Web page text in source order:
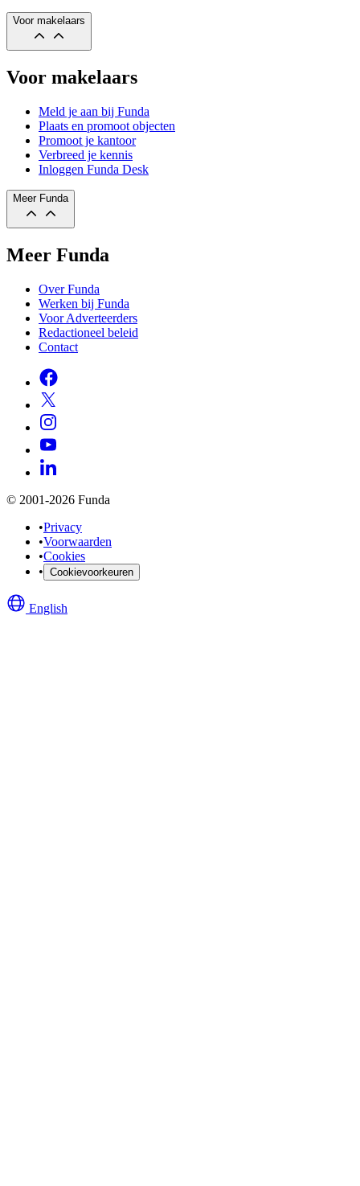
Voor makelaars
Voor makelaars
Meld je aan bij Funda
Plaats en promoot objecten
Promoot je kantoor
Verbreed je kennis
Inloggen Funda Desk
Meer Funda
Meer Funda
Over Funda
Werken bij Funda
Voor Adverteerders
Redactioneel beleid
Contact
© 2001-2026 Funda
•Privacy
•Voorwaarden
•Cookies
• Cookievoorkeuren
English